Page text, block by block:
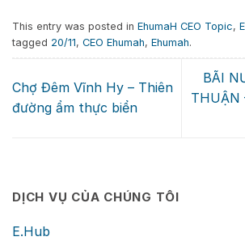
This entry was posted in EhumaH CEO Topic,
tagged 20/11, CEO Ehumah, Ehumah.
Chợ Đêm Vĩnh Hy – Thiên
đường ẩm thực biển
BÃI
THUẬN
DỊCH VỤ CỦA CHÚNG TÔI
E.Hub